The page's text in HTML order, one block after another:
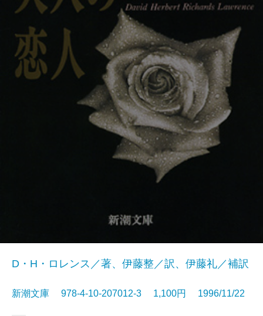
D・H・ロレンス／著、伊藤整／訳、伊藤礼／補訳
新潮文庫 978-4-10-207012-3 1,100円 1996/11/22